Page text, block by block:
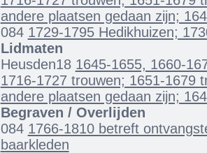
andere plaatsen gedaan zijn;
084 1729-1795 Hedikhuizen;
Lidmaten
Heusden18 1645-1655, 1660-
1716-1727 trouwen; 1651-1679
andere plaatsen gedaan zijn;
Begraven / Overlijden
084 1766-1810 betreft
baarkleden